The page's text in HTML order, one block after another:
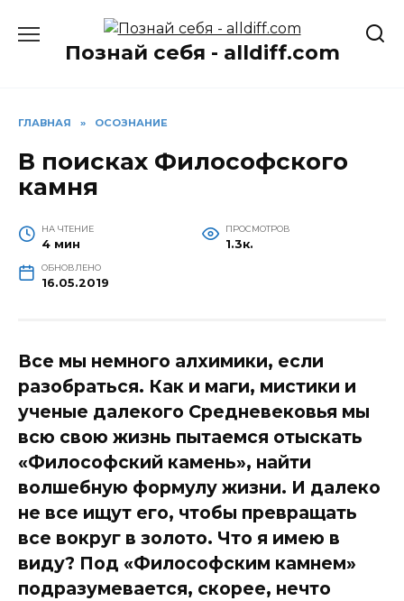
содержаниюПознай себя - alldiff.com
ГЛАВНАЯ » ОСОЗНАНИЕ
В поисках Философского
камня
НА ЧТЕНИЕ
4 мин
ПРОСМОТРОВ
1.3к.
ОБНОВЛЕНО
16.05.2019
Все мы немного алхимики, если
разобраться. Как и маги, мистики и
ученые далекого Средневековья мы
всю свою жизнь пытаемся отыскать
«Философский камень», найти
волшебную формулу жизни. И далеко
не все ищут его, чтобы превращать
все вокруг в золото. Что я имею в
виду? Под «Философским камнем»
подразумевается, скорее, нечто